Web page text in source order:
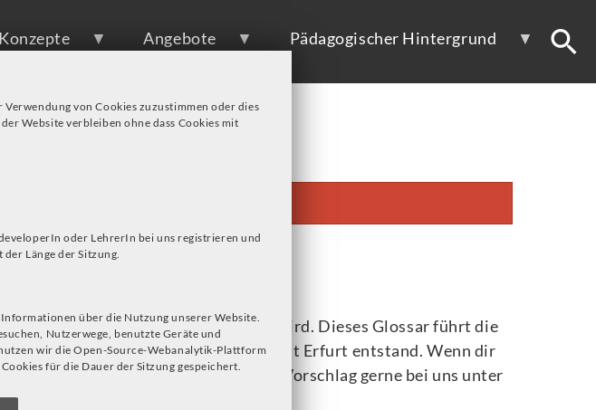
Angebote Pädagogischer Hintergrund
Verwendung von Cookies zuzustimmen oder dies
Website verbleiben ohne dass Cookies mit
oder LehrerIn bei uns registrieren und
Länge der Sitzung.
über die Nutzung unserer Website.
Nutzerwege, benutzte Geräte und
wir die Open-Source-Webanalytik-Plattform
für die Dauer der Sitzung gespeichert.
die regelmäßig aktualisiert wird. Dieses Glossar führt die
eines OER-Projekts an der Universität Erfurt entstand. Wenn dir
sollten, melde dich mit deinem Vorschlag gerne bei uns unter